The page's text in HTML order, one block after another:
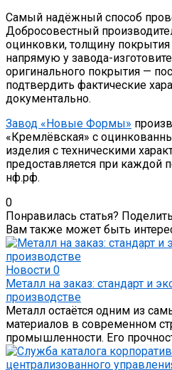
Самый надёжный способ
Добросовестный
оцинковки, толщину
напрямую у завода-
оригинального покрытия —
подтвердить фактические
документально.
Завод «Новые Формы»
«Кремлёвская» с
изделия с техническими
предоставляется при каждой
нф.рф.
0
Понравилась статья?
Вам также может быть
Новости 0
Металл на заказ: стандарт и
производстве
Металл остаётся одним из
материалов в современном
промышленности. Его